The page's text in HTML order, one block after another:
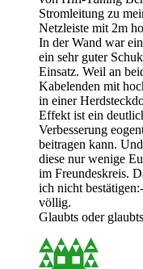
Stromleitung zu
Netzleiste mit 2m
In der Wand war
ein sehr guter
Einsatz. Weil an
Kabelenden mit
in einer
Effekt ist ein
Verbesserung
beitragen kann.
diese nur wenige
im Freundeskreis.
ich nicht
völlig.
Glaubts oder